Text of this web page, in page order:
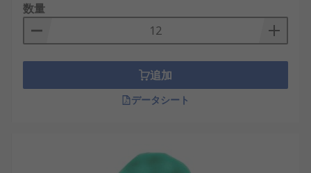
数量
追加
データシート